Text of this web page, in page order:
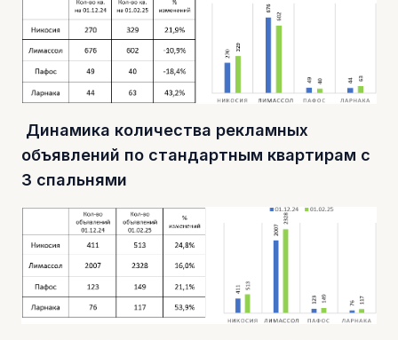
Динамика количества рекламных
объявлений по стандартным квартирам с
3 спальнями